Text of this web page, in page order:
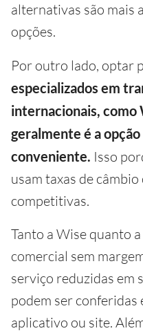
alternativas são mais
opções.
Por outro lado, optar
especializados em
internacionais, como
geralmente é a
conveniente. Isso
usam taxas de
competitivas.
Tanto a Wise quanto
comercial sem
serviço reduzidas em
podem ser conferidas
aplicativo ou site.